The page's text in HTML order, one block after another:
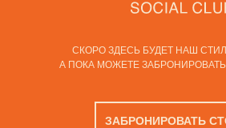
СКОРО ЗДЕСЬ БУДЕТ НАШ
А ПОКА МОЖЕТЕ
ЗАБРОНИРОВАТЬ